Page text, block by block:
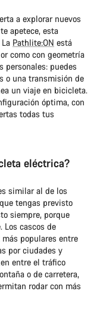
a explorar nuevos
apetece, esta
Pathlite:ON está
como con geometría
personales: puedes
o una transmisión de
un viaje en bicicleta.
óptima, con
todas tus
eléctrica?
similar al de los
tengas previsto
siempre, porque
Los cascos de
populares entre
por ciudades y
entre el tráfico
o de carretera,
rodar con más